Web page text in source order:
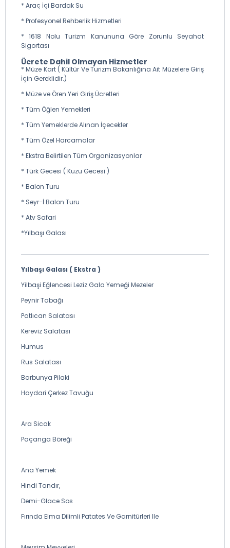
* Araç İçi Bardak Su
* Profesyonel Rehberlik Hizmetleri
* 1618 Nolu Turizm Kanununa Göre Zorunlu Seyahat
Sigortası
Ücrete Dahil Olmayan Hizmetler
* Müze Kart ( Kültür Ve Turizm Bakanlığına Ait Müzelere Giriş
İçin Gereklidir.)
* Müze ve Ören Yeri Giriş Ücretleri
* Tüm Öğlen Yemekleri
* Tüm Yemeklerde Alınan İçecekler
* Tüm Özel Harcamalar
* Ekstra Belirtilen Tüm Organizasyonlar
* Türk Gecesi ( Kuzu Gecesi )
* Balon Turu
* Seyr-İ Balon Turu
* Atv Safari
*Yılbaşı Galası
Yılbaşı Galası ( Ekstra )
Yilbaşi Eğlencesi Leziz Gala Yemeği Mezeler
Peynir Tabağı
Patlıcan Salatası
Kereviz Salatası
Humus
Rus Salatası
Barbunya Pilaki
Haydari Çerkez Tavuğu
Ara Sicak
Paçanga Böreği
Ana Yemek
Hindi Tandır,
Demi-Glace Sos
Fırında Elma Dilimli Patates Ve Garnitürleri Ile